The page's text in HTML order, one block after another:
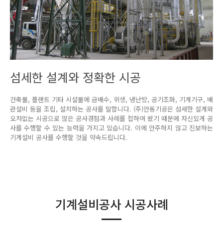
섬세한 설계와 정확한 시공
건축물, 플랜트 기타 시설물에 급배수, 위생, 냉난방, 공기조화, 기계기구, 배
관설비 등을 조립, 설치하는 공사를 말합니다. (주)안동기공은 섬세한 설계와
오차없는 시공으로 많은 공사경험과 사례를 접하여 왔기 때문에 자신있게 공
사를 수행할 수 있는 능력을 가지고 있습니다. 이에 안주하지 않고 진보하는
기계설비 공사를 수행할 것을 약속드립니다.
기계설비공사 시공사례